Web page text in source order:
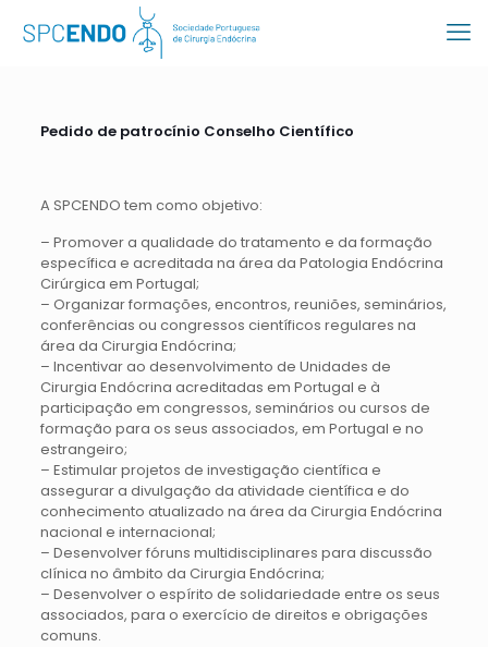
Pedido de patrocínio Conselho Científico
A SPCENDO tem como objetivo:
– Promover a qualidade do tratamento e da formação
específica e acreditada na área da Patologia Endócrina
Cirúrgica em Portugal;
– Organizar formações, encontros, reuniões, seminários,
conferências ou congressos científicos regulares na
área da Cirurgia Endócrina;
– Incentivar ao desenvolvimento de Unidades de
Cirurgia Endócrina acreditadas em Portugal e à
participação em congressos, seminários ou cursos de
formação para os seus associados, em Portugal e no
estrangeiro;
– Estimular projetos de investigação científica e
assegurar a divulgação da atividade científica e do
conhecimento atualizado na área da Cirurgia Endócrina
nacional e internacional;
– Desenvolver fóruns multidisciplinares para discussão
clínica no âmbito da Cirurgia Endócrina;
– Desenvolver o espírito de solidariedade entre os seus
associados, para o exercício de direitos e obrigações
comuns.